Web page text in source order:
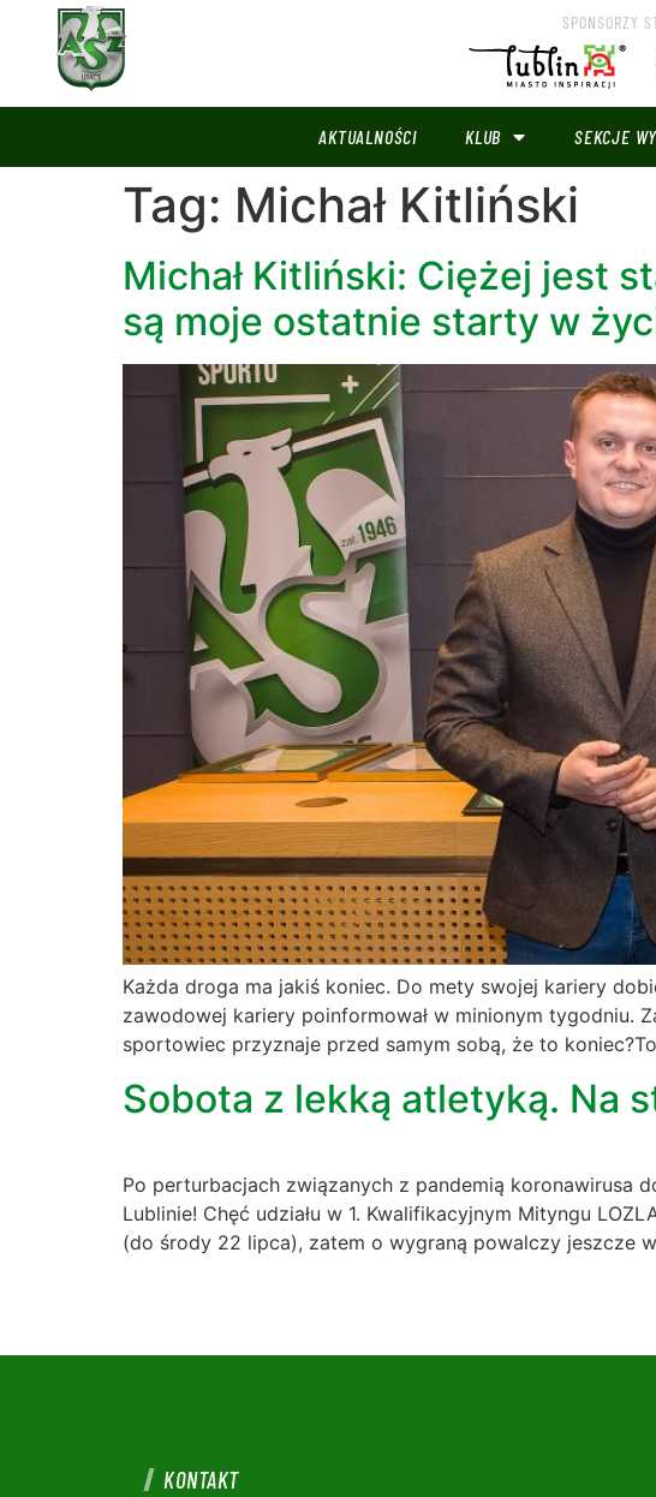
SPONSORZY
AKTUALNOŚCI KLUB SEKCJE
Tag: Michał Kitliński
Michał Kitliński: Ciężej jest
są moje ostatnie starty w
Każda droga ma jakiś koniec. Do mety swojej kariery
zawodowej kariery poinformował w minionym tygodniu.
sportowiec przyznaje przed samym sobą, że to
Sobota z lekką atletyką. Na
Po perturbacjach związanych z pandemią koronawirusa
Lublinie! Chęć udziału w 1. Kwalifikacyjnym Mityngu
(do środy 22 lipca), zatem o wygraną powalczy jeszcze
KONTAKT